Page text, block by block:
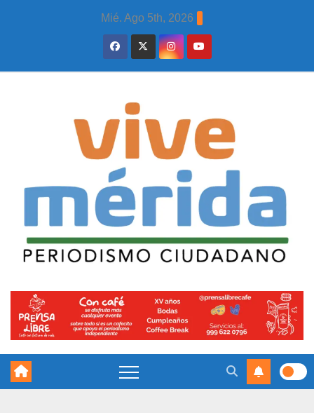
Mié. Ago 5th, 2026